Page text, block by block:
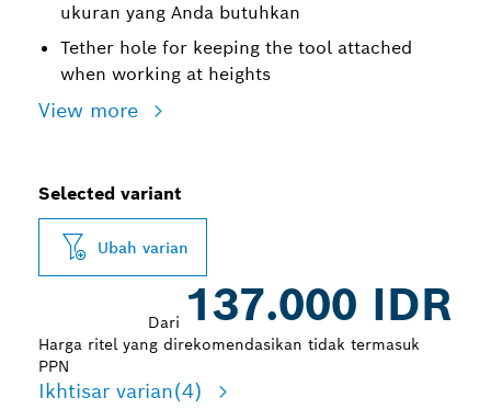
ukuran yang Anda butuhkan
Tether hole for keeping the tool attached
when working at heights
View more
Selected variant
Ubah varian
Dari 137.000 IDR
Harga ritel yang direkomendasikan tidak termasuk
PPN
Ikhtisar varian(4)